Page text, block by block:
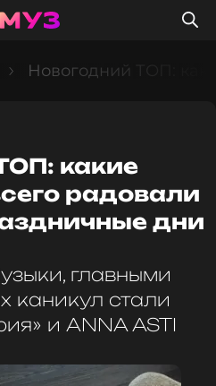
Новогодний ТОП:
какие
радовали
дни
главными
каникул стали
и ANNA ASTI